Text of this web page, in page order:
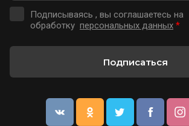
Подписываясь , вы соглашаетесь на
обработку персональных данных *
Подписаться